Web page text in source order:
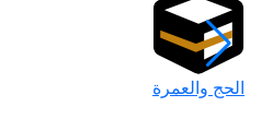
الحج والعمرة